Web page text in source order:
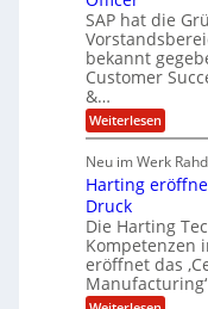
i
a
H
u
b
e
r
h
l
t
6
5
V
P
S
l
e
s
E
g
i
n
e
e
m
S
t
e
l
a
i
n
V
r
s
i
o
n
r
O
n
e
G
o
u
p
ü
b
e
n
i
m
m
t
SAP hat die
bekannt
Customer
&…
Weiterlesen:
T
o
m
S
a
u
e
r
Neu im Werk
Harting
Druck
Die Harting
Kompetenzen
eröffnet das